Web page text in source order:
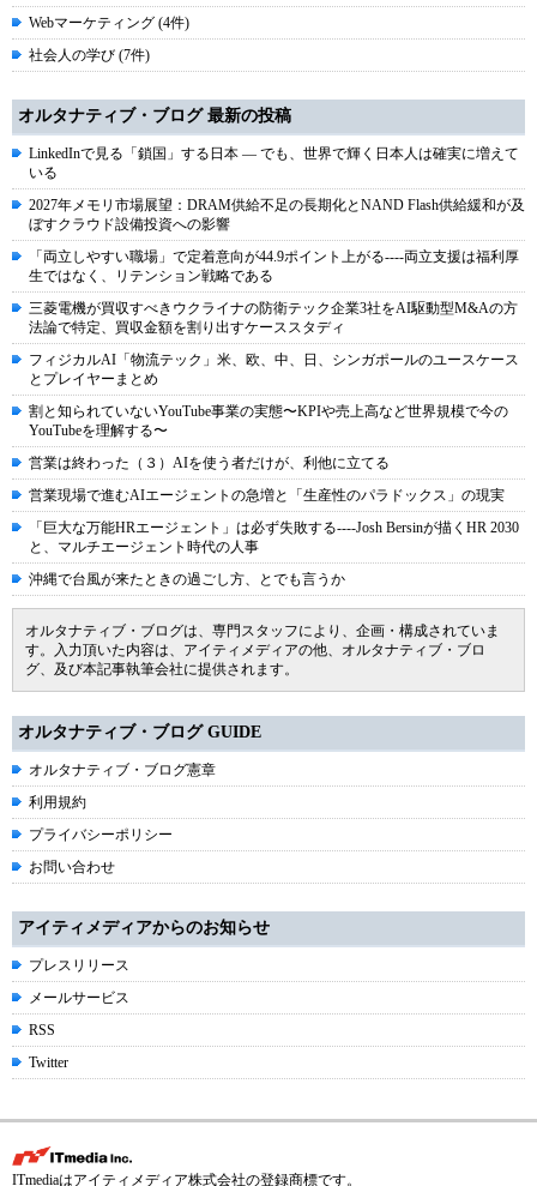
Webマーケティング (4件)
社会人の学び (7件)
オルタナティブ・ブログ 最新の投稿
LinkedInで見る「鎖国」する日本 ― でも、世界で輝く日本人は確実に増えて
いる
2027年メモリ市場展望：DRAM供給不足の長期化とNAND Flash供給緩和が及
ぼすクラウド設備投資への影響
「両立しやすい職場」で定着意向が44.9ポイント上がる----両立支援は福利厚
生ではなく、リテンション戦略である
三菱電機が買収すべきウクライナの防衛テック企業3社をAI駆動型M&Aの方
法論で特定、買収金額を割り出すケーススタディ
フィジカルAI「物流テック」米、欧、中、日、シンガポールのユースケース
とプレイヤーまとめ
割と知られていないYouTube事業の実態〜KPIや売上高など世界規模で今の
YouTubeを理解する〜
営業は終わった（３）AIを使う者だけが、利他に立てる
営業現場で進むAIエージェントの急増と「生産性のパラドックス」の現実
「巨大な万能HRエージェント」は必ず失敗する----Josh Bersinが描くHR 2030
と、マルチエージェント時代の人事
沖縄で台風が来たときの過ごし方、とでも言うか
オルタナティブ・ブログは、専門スタッフにより、企画・構成されていま
す。入力頂いた内容は、アイティメディアの他、オルタナティブ・ブロ
グ、及び本記事執筆会社に提供されます。
オルタナティブ・ブログ GUIDE
オルタナティブ・ブログ憲章
利用規約
プライバシーポリシー
お問い合わせ
アイティメディアからのお知らせ
プレスリリース
メールサービス
RSS
Twitter
ITmediaはアイティメディア株式会社の登録商標です。